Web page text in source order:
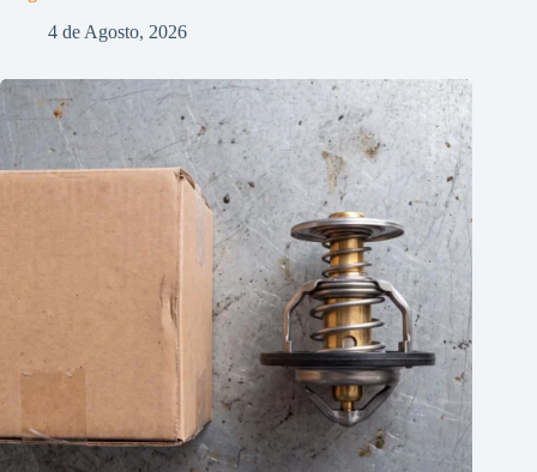
4 de Agosto, 2026